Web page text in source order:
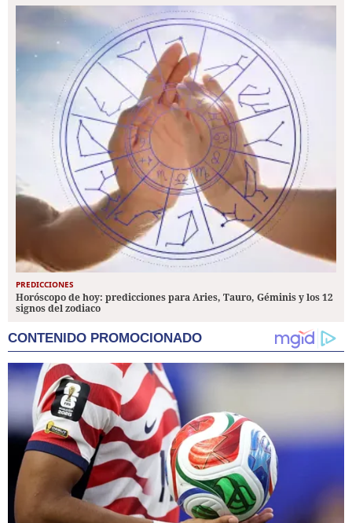
PREDICCIONES
Horóscopo de hoy: predicciones para Aries, Tauro, Géminis y los 12
signos del zodiaco
CONTENIDO PROMOCIONADO